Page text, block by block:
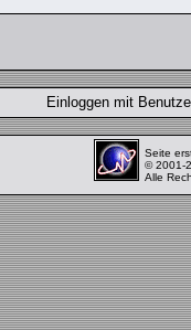
Einloggen mit
Seite
© 2001-
Alle